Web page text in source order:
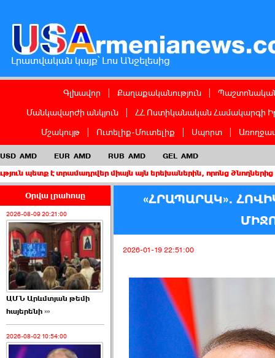
Լրատվական կայք՝ Լոս Անջելեսից
Գլխավոր Քաղաքականություն
Մանկավարժի անկյուն
ՀՀ Ոստիկանական Համակարգի
Մշակույթ
Ուտելիք-Մուտելիք Սպորտ
USD AMD EUR AMD RUB AMD GEL AMD
միայն այն երեխաներին, որոնց ծնողներից առնվազն
Օրվա լրահոսը
2026-08-09 20:21:00
ԱՄՆ Արևմտյան թեմի
հայերենի ›››
2026-08-02 10:54:00
«ՀՐԱՊԱՐԱԿ».
2026-01-19 22:51:00